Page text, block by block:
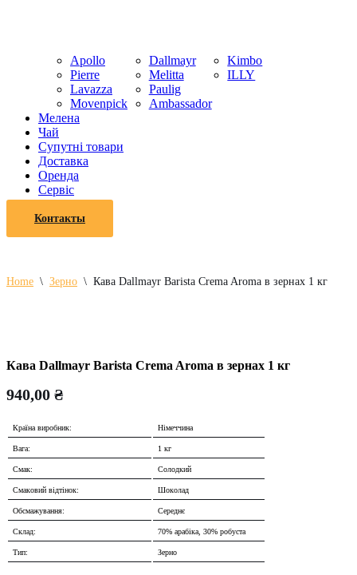
Apollo
Pierre
Lavazza
Movenpick
Dallmayr
Melitta
Paulig
Ambassador
Kimbo
ILLY
Мелена
Чай
Супутні товари
Доставка
Оренда
Cервіс
Контакты
Home \ Зерно \ Кава Dallmayr Barista Crema Aroma в зернах 1 кг
Кава Dallmayr Barista Crema Aroma в зернах 1 кг
940,00 ₴
Країна виробник: Німеччина
Вага: 1 кг
Смак: Солодкий
Смаковий відтінок: Шоколад
Обсмажування: Середнє
Склад: 70% арабіка, 30% робуста
Тип: Зерно